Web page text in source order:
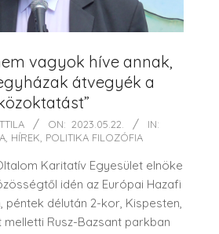
vagyok híve annak,
átvegyék a
ON: 2023.05.22.
IN:
, HÍREK, POLITIKA FILOZÓFIA
Karitatív Egyesület elnöke
idén az Európai Hazafi
péntek délután 2-kor, Kispesten,
melletti Rusz-Bazsant parkban